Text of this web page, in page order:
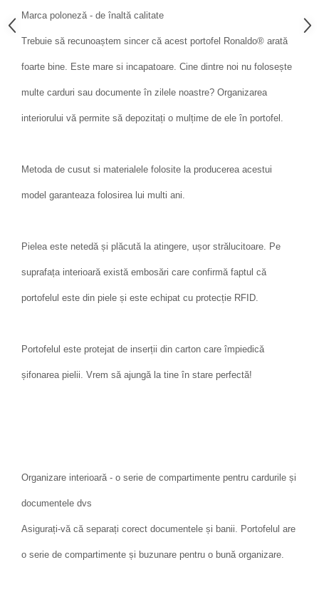
Marca poloneză - de înaltă calitate
Trebuie să recunoaștem sincer că acest portofel Ronaldo® arată
foarte bine. Este mare si incapatoare. Cine dintre noi nu folosește
multe carduri sau documente în zilele noastre? Organizarea
interiorului vă permite să depozitați o mulțime de ele în portofel.
Metoda de cusut si materialele folosite la producerea acestui
model garanteaza folosirea lui multi ani.
Pielea este netedă și plăcută la atingere, ușor strălucitoare. Pe
suprafața interioară există embosări care confirmă faptul că
portofelul este din piele și este echipat cu protecție RFID.
Portofelul este protejat de inserții din carton care împiedică
șifonarea pielii. Vrem să ajungă la tine în stare perfectă!
Organizare interioară - o serie de compartimente pentru cardurile și
documentele dvs
Asigurați-vă că separați corect documentele și banii. Portofelul are
o serie de compartimente și buzunare pentru o bună organizare.